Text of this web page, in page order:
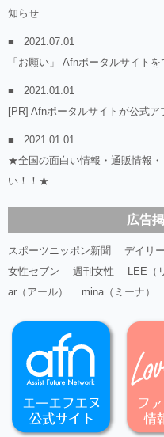
知らせ
2021.07.01
「お願い」 Afnポータルサイト
2021.01.01
[PR] Afnポータルサイトが公式ア
2021.01.01
★全国の面白い情報・通販情報
い！！★
広告
スポーツニッポン新聞 デイリ
女性セブン
週刊女性 LEE（
ar（アール）
mina（ミーナ）